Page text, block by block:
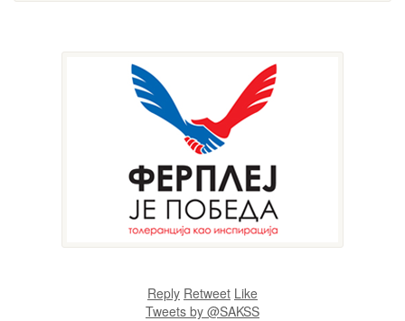
Reply Retweet Like
Tweets by @SAKSS